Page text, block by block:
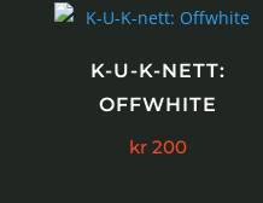
K-U-K-NETT:
OFFWHITE
kr200